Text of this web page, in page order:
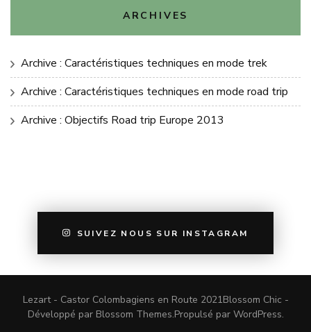
ARCHIVES
Archive : Caractéristiques techniques en mode trek
Archive : Caractéristiques techniques en mode road trip
Archive : Objectifs Road trip Europe 2013
SUIVEZ NOUS SUR INSTAGRAM
Lezart - Castor Colombagiens en Route 2021Blossom Chic -
Développé par Blossom Themes.Propulsé par WordPress.